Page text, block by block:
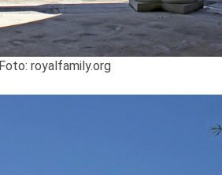
Foto: royalfamily.org